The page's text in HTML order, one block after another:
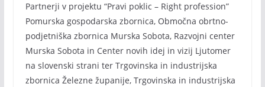
Partnerji v projektu “Pravi poklic – Right profession”
Pomurska gospodarska zbornica, Območna obrtno-
podjetniška zbornica Murska Sobota, Razvojni center
Murska Sobota in Center novih idej in vizij Ljutomer
na slovenski strani ter Trgovinska in industrijska
zbornica Železne županije, Trgovinska in industrijska